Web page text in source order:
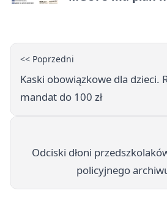
<< Poprzedni
Kaski obowiązkowe dla dzieci.
mandat do 100 zł
Odciski dłoni
policyjnego